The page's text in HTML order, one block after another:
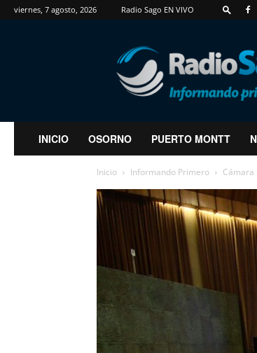
viernes, 7 agosto, 2026 Radio Sago EN VIVO
RadioSago
INICIO OSORNO PUERTO MONTT
Inicio Informando Primero Cámara